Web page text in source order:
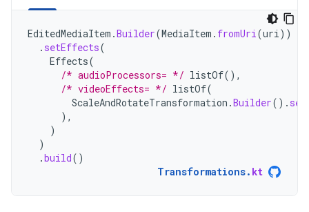
EditedMediaItem .Builder(MediaItem . fromUri(uri))
. setEffects(
Effects(
/* audioProcessors= */ listOf(),
/* videoEffects= */ listOf(
ScaleAndRotateTransformation .Builder().
),
)
)
.build()
Transformations. kt